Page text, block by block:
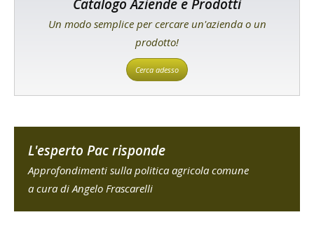
Catalogo Aziende e Prodotti
Un modo semplice per cercare un'azienda o un
prodotto!
Cerca adesso
L'esperto Pac risponde
Approfondimenti sulla politica agricola comune
a cura di Angelo Frascarelli